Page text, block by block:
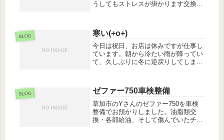
うしてもストレスが掛かります交換し
BLOG 寒い(+o+)
今日は祝日、お店は休みですが仕事し
ています。朝から冷たい雨が降ってい
て、久しぶりに冬に逆戻りしてしまっ
本当に冷えます。部品の届いている車
両の作業を進めたり、車検の書類を作
っ...
BLOG ゼファー750車検整備
草加市のYさんのゼファー750を車検
整備でお預かりしました。油脂類交
換・各部給油、そして傷んでいたチェ